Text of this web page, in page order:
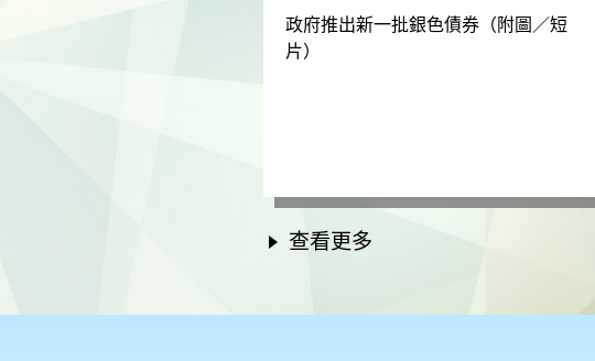
政府推出新一批銀色債券（附圖／短
片）
查看更多